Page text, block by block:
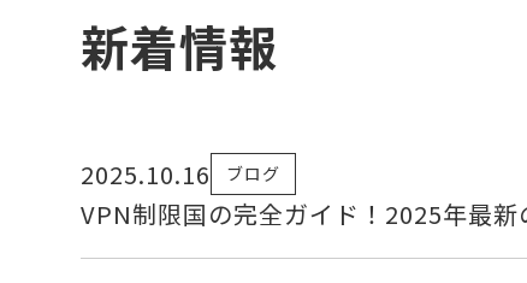
新着情報
2025.10.16 ブログ
VPN制限国の完全ガイド！2025年最